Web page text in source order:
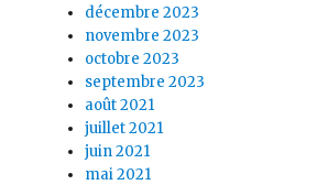
décembre 2023
novembre 2023
octobre 2023
septembre 2023
août 2021
juillet 2021
juin 2021
mai 2021